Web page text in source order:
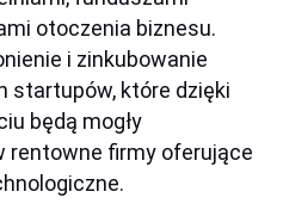
otoczenia biznesu.
i zinkubowanie
startupów, które dzięki
będą mogły
rentowne firmy oferujące